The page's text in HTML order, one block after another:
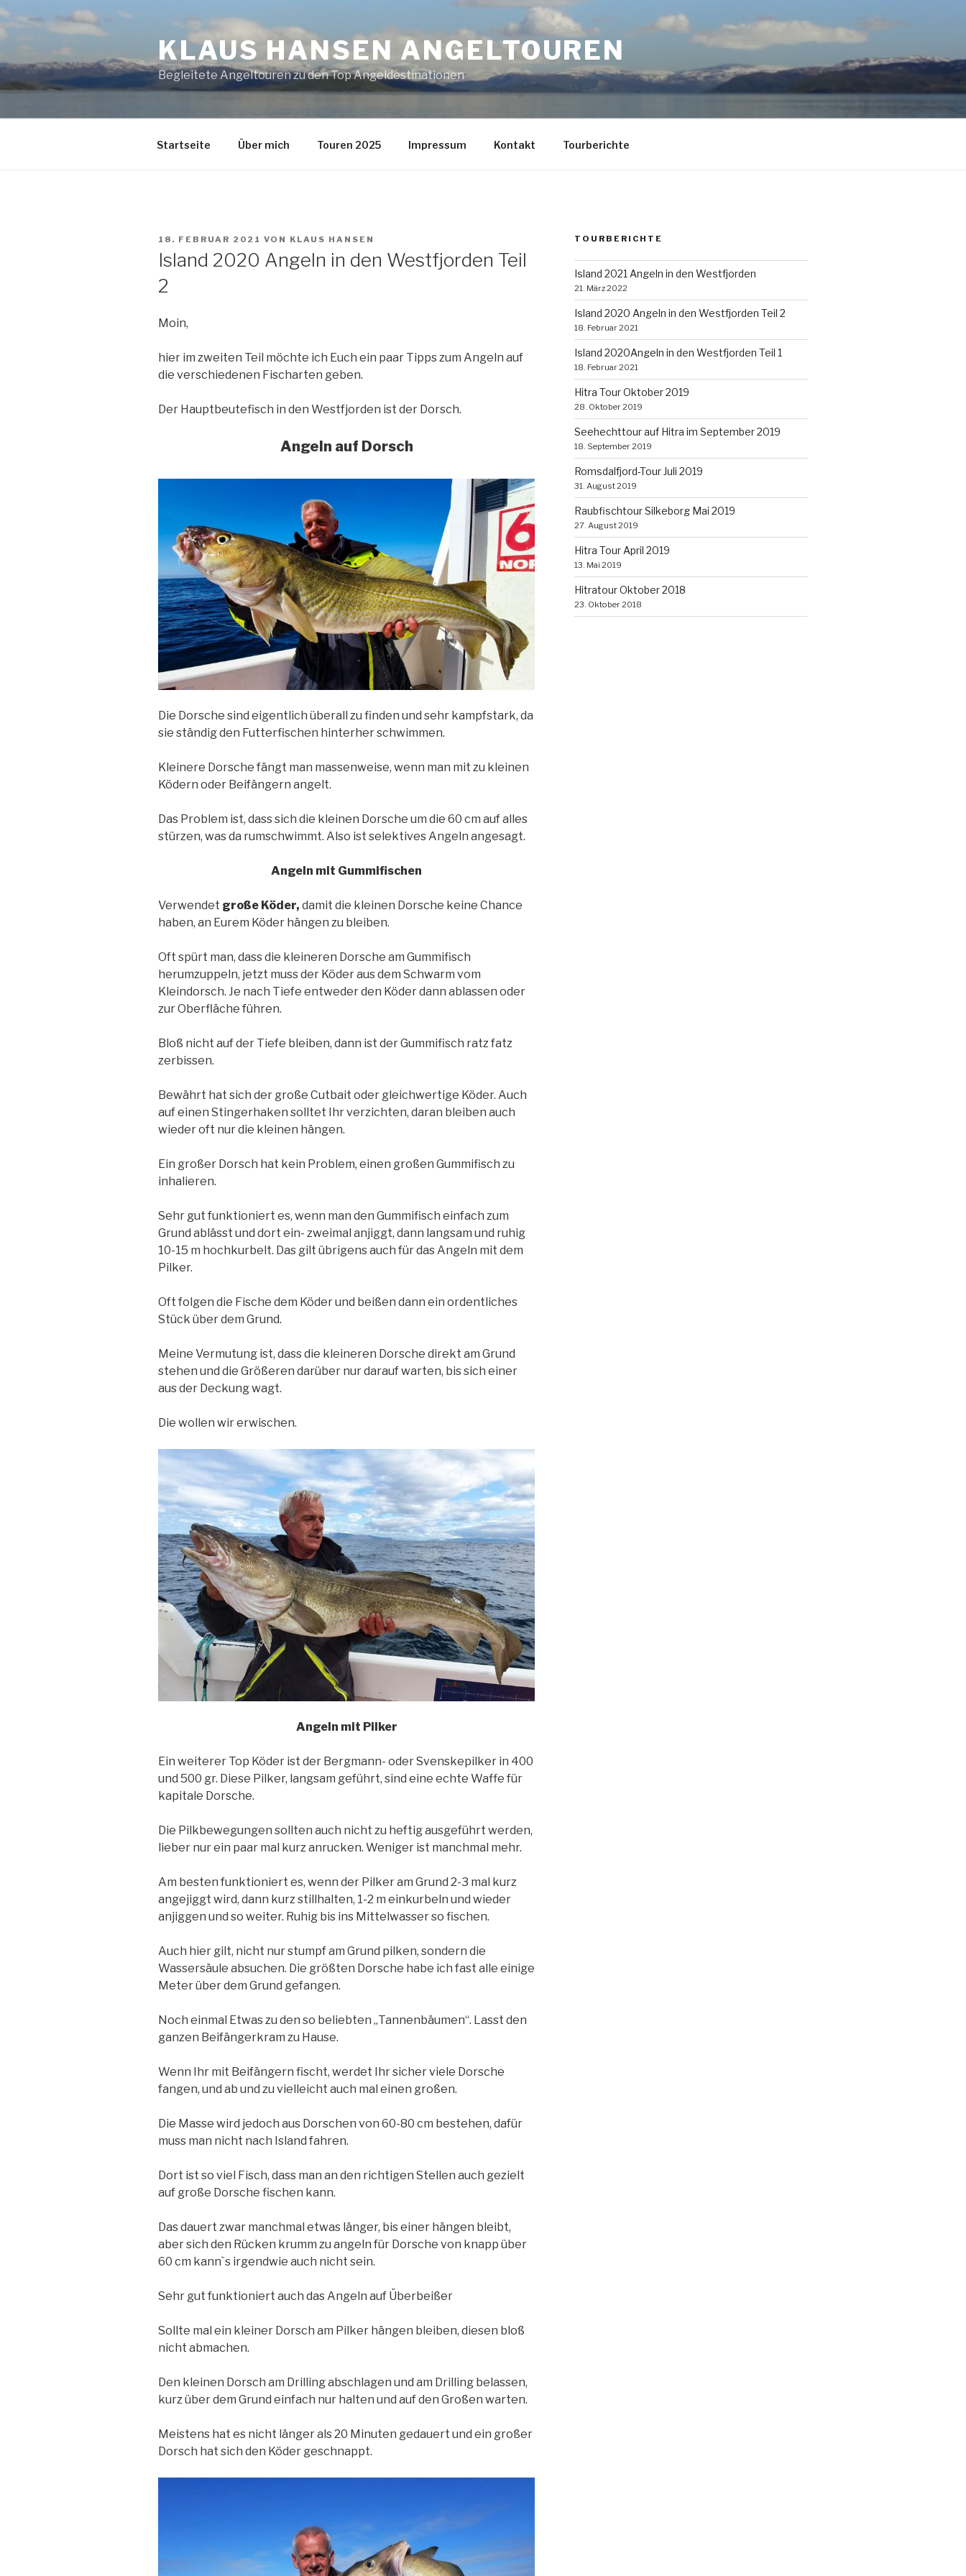
Zum
Inhalt
springen
KLAUS HANSEN ANGELTOUREN
Begleitete Angeltouren zu den Top Angeldestinationen
Startseite Über mich Touren 2025 Impressum Kontakt Tourberichte
VERÖFFENTLICHT
18. FEBRUAR 2021 VON KLAUS HANSEN
Island 2020 Angeln in den Westfjorden Teil
2
Moin,
hier im zweiten Teil möchte ich Euch ein paar Tipps zum Angeln auf
die verschiedenen Fischarten geben.
Der Hauptbeutefisch in den Westfjorden ist der Dorsch.
Angeln auf Dorsch
Die Dorsche sind eigentlich überall zu finden und sehr kampfstark, da
sie ständig den Futterfischen hinterher schwimmen.
Kleinere Dorsche fängt man massenweise, wenn man mit zu kleinen
Ködern oder Beifängern angelt.
Das Problem ist, dass sich die kleinen Dorsche um die 60 cm auf alles
stürzen, was da rumschwimmt. Also ist selektives Angeln angesagt.
Angeln mit Gummifischen
Verwendet große Köder, damit die kleinen Dorsche keine Chance
haben, an Eurem Köder hängen zu bleiben.
Oft spürt man, dass die kleineren Dorsche am Gummifisch
herumzuppeln, jetzt muss der Köder aus dem Schwarm vom
Kleindorsch. Je nach Tiefe entweder den Köder dann ablassen oder
zur Oberfläche führen.
Bloß nicht auf der Tiefe bleiben, dann ist der Gummifisch ratz fatz
zerbissen.
Bewährt hat sich der große Cutbait oder gleichwertige Köder. Auch
auf einen Stingerhaken solltet Ihr verzichten, daran bleiben auch
wieder oft nur die kleinen hängen.
Ein großer Dorsch hat kein Problem, einen großen Gummifisch zu
inhalieren.
Sehr gut funktioniert es, wenn man den Gummifisch einfach zum
Grund ablässt und dort ein- zweimal anjiggt, dann langsam und ruhig
10-15 m hochkurbelt. Das gilt übrigens auch für das Angeln mit dem
Pilker.
Oft folgen die Fische dem Köder und beißen dann ein ordentliches
Stück über dem Grund.
Meine Vermutung ist, dass die kleineren Dorsche direkt am Grund
stehen und die Größeren darüber nur darauf warten, bis sich einer
aus der Deckung wagt.
Die wollen wir erwischen.
Angeln mit Pilker
Ein weiterer Top Köder ist der Bergmann- oder Svenskepilker in 400
und 500 gr. Diese Pilker, langsam geführt, sind eine echte Waffe für
kapitale Dorsche.
Die Pilkbewegungen sollten auch nicht zu heftig ausgeführt werden,
lieber nur ein paar mal kurz anrucken. Weniger ist manchmal mehr.
Am besten funktioniert es, wenn der Pilker am Grund 2-3 mal kurz
angejiggt wird, dann kurz stillhalten, 1-2 m einkurbeln und wieder
anjiggen und so weiter. Ruhig bis ins Mittelwasser so fischen.
Auch hier gilt, nicht nur stumpf am Grund pilken, sondern die
Wassersäule absuchen. Die größten Dorsche habe ich fast alle einige
Meter über dem Grund gefangen.
Noch einmal Etwas zu den so beliebten „Tannenbäumen“. Lasst den
ganzen Beifängerkram zu Hause.
Wenn Ihr mit Beifängern fischt, werdet Ihr sicher viele Dorsche
fangen, und ab und zu vielleicht auch mal einen großen.
Die Masse wird jedoch aus Dorschen von 60-80 cm bestehen, dafür
muss man nicht nach Island fahren.
Dort ist so viel Fisch, dass man an den richtigen Stellen auch gezielt
auf große Dorsche fischen kann.
Das dauert zwar manchmal etwas länger, bis einer hängen bleibt,
aber sich den Rücken krumm zu angeln für Dorsche von knapp über
60 cm kann`s irgendwie auch nicht sein.
Sehr gut funktioniert auch das Angeln auf Überbeißer
Sollte mal ein kleiner Dorsch am Pilker hängen bleiben, diesen bloß
nicht abmachen.
Den kleinen Dorsch am Drilling abschlagen und am Drilling belassen,
kurz über dem Grund einfach nur halten und auf den Großen warten.
Meistens hat es nicht länger als 20 Minuten gedauert und ein großer
Dorsch hat sich den Köder geschnappt.
TOURBERICHTE
Island 2021 Angeln in den Westfjorden
21. März 2022
Island 2020 Angeln in den Westfjorden Teil 2
18. Februar 2021
Island 2020Angeln in den Westfjorden Teil 1
18. Februar 2021
Hitra Tour Oktober 2019
28. Oktober 2019
Seehechttour auf Hitra im September 2019
18. September 2019
Romsdalfjord-Tour Juli 2019
31. August 2019
Raubfischtour Silkeborg Mai 2019
27. August 2019
Hitra Tour April 2019
13. Mai 2019
Hitratour Oktober 2018
23. Oktober 2018